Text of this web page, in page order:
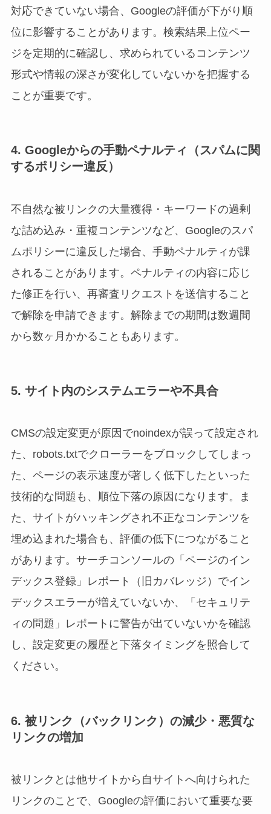
対応できていない場合、Googleの評価が下がり順
位に影響することがあります。検索結果上位ペー
ジを定期的に確認し、求められているコンテンツ
形式や情報の深さが変化していないかを把握する
ことが重要です。
4. Googleからの手動ペナルティ（スパムに関
するポリシー違反）
不自然な被リンクの大量獲得・キーワードの過剰
な詰め込み・重複コンテンツなど、Googleのスパ
ムポリシーに違反した場合、手動ペナルティが課
されることがあります。ペナルティの内容に応じ
た修正を行い、再審査リクエストを送信すること
で解除を申請できます。解除までの期間は数週間
から数ヶ月かかることもあります。
5. サイト内のシステムエラーや不具合
CMSの設定変更が原因でnoindexが誤って設定され
た、robots.txtでクローラーをブロックしてしまっ
た、ページの表示速度が著しく低下したといった
技術的な問題も、順位下落の原因になります。ま
た、サイトがハッキングされ不正なコンテンツを
埋め込まれた場合も、評価の低下につながること
があります。サーチコンソールの「ページのイン
デックス登録」レポート（旧カバレッジ）でイン
デックスエラーが増えていないか、「セキュリテ
ィの問題」レポートに警告が出ていないかを確認
し、設定変更の履歴と下落タイミングを照合して
ください。
6. 被リンク（バックリンク）の減少・悪質な
リンクの増加
被リンクとは他サイトから自サイトへ向けられた
リンクのことで、Googleの評価において重要な要